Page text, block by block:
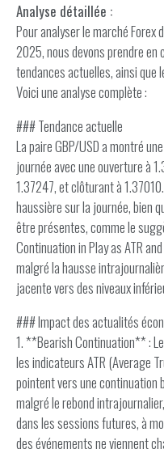
Analyse détaillée :
Pour analyser le marché Forex
2025, nous devons prendre en
tendances actuelles, ainsi que
Voici une analyse complète :
### Tendance actuelle
La paire GBP/USD a montré
journée avec une ouverture à
1.37247, et clôturant à
haussière sur la journée, bien
être présentes, comme le
Continuation in Play as ATR
malgré la hausse
jacente vers des niveaux
### Impact des actualités
1. **Bearish Continuation** :
les indicateurs ATR (Average
pointent vers une continuation
malgré le rebond
dans les sessions futures, à
des événements ne viennent